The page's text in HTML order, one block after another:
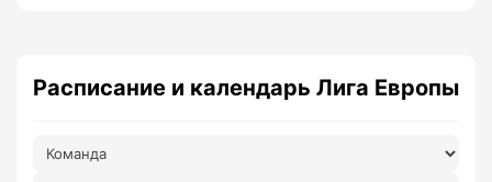
Расписание и календарь Лига Европы